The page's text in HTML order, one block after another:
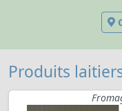
Produits